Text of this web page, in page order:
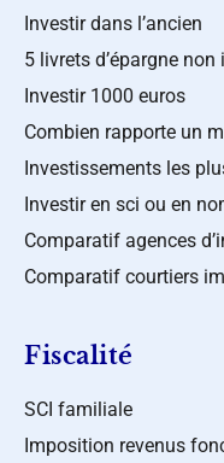
Investir dans l’ancien
5 livrets d’épargne
Investir 1000 euros
Combien rapporte un
Investissements les
Investir en sci ou en
Comparatif agences
Comparatif courtiers
Fiscalité
SCI familiale
Imposition revenus